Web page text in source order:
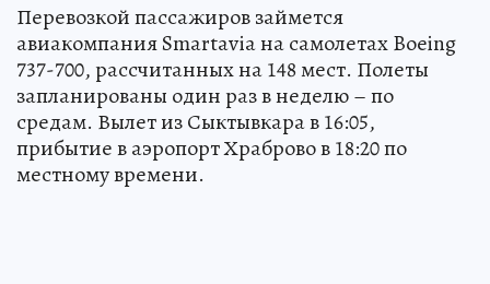
Перевозкой пассажиров займется
авиакомпания Smartavia на самолетах Boeing
737-700, рассчитанных на 148 мест. Полеты
запланированы один раз в неделю – по
средам. Вылет из Сыктывкара в 16:05,
прибытие в аэропорт Храброво в 18:20 по
местному времени.